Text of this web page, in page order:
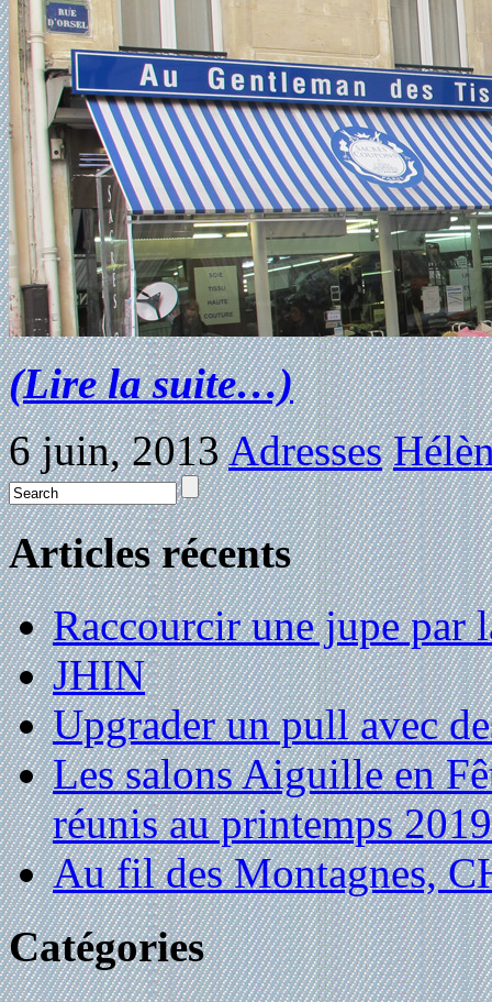
(Lire la suite…)
6 juin, 2013Adresses
Articles récents
Raccourcir une jupe par
JHIN
Upgrader un pull avec
Les salons Aiguille en
réunis au printemps 2019
Au fil des Montagnes,
Catégories